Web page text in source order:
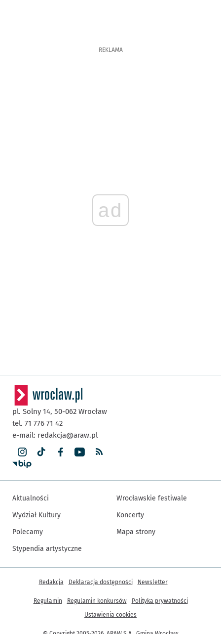
REKLAMA
ad
pl. Solny 14, 50-062 Wrocław
tel. 71 776 71 42
e-mail: redakcja@araw.pl
Aktualności
Wydział Kultury
Polecamy
Stypendia artystyczne
Wrocławskie festiwale
Koncerty
Mapa strony
Inne informacje
Redakcja Deklaracja dostępności Newsletter
Regulamin Regulamin konkursów
Polityka prywatności
Ustawienia cookies